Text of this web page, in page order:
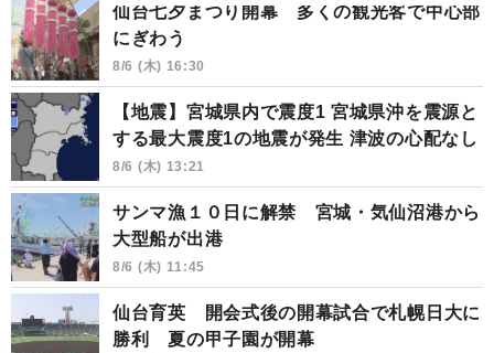
仙台七夕まつり開幕 多くの観光客で中心部
にぎわう
8/6 (木) 16:30
【地震】宮城県内で震度1 宮城県沖を震源と
する最大震度1の地震が発生 津波の心配なし
8/6 (木) 13:21
サンマ漁１０日に解禁 宮城・気仙沼港から
大型船が出港
8/6 (木) 11:45
仙台育英 開会式後の開幕試合で札幌日大に
勝利 夏の甲子園が開幕